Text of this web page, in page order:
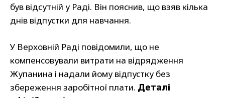
був відсутній у Раді. Він пояснив, що взяв кілька
днів відпустки для навчання.
У Верховній Раді повідомили, що не
компенсовували витрати на відрядження
Жупанина і надали йому відпустку без
збереження заробітної плати. Деталі